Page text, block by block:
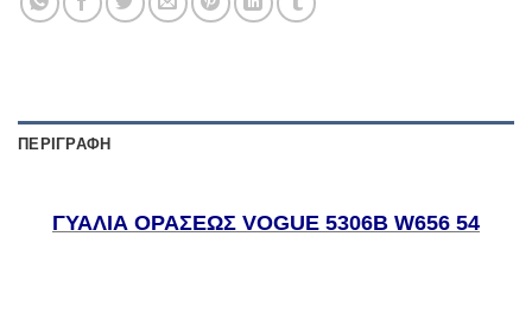
ΠΕΡΙΓΡΑΦΉ
ΓΥΑΛΙΑ ΟΡΑΣΕΩΣ VOGUE 5306B W656 54